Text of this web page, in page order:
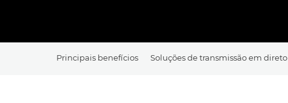
Principais benefícios Soluções de transmissão em direto